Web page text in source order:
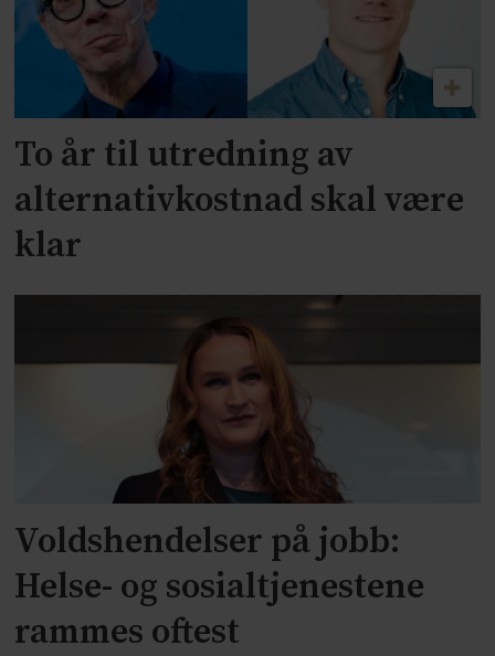
To år til utredning av
alternativkostnad skal være
klar
Voldshendelser på jobb:
Helse- og sosialtjenestene
rammes oftest